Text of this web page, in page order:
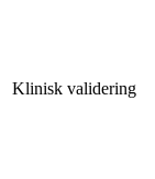
Klinisk validering